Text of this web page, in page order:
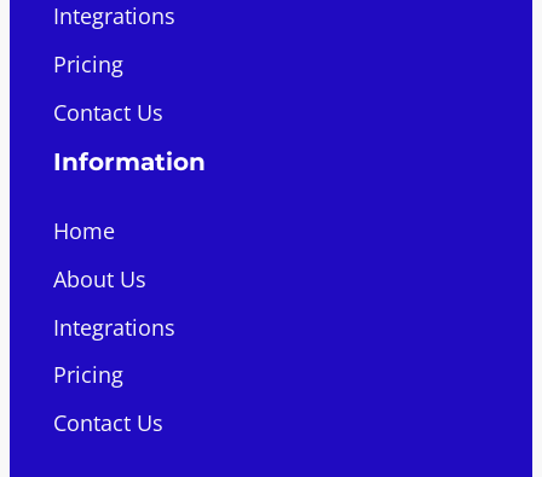
Integrations
Pricing
Contact Us
Information
Home
About Us
Integrations
Pricing
Contact Us